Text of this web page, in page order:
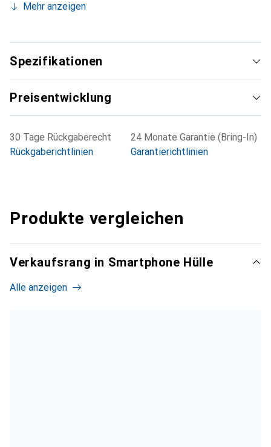
Smartphone. Die Marke Noreve ist international für ihre
für den anspruchsvollen Kunden.
Mehr anzeigen
Spezifikationen
Preisentwicklung
30 Tage Rückgaberecht
Rückgaberichtlinien
24 Monate Garantie (Bring-In)
Garantierichtlinien
Produkte vergleichen
Verkaufsrang in Smartphone Hülle
Alle anzeigen